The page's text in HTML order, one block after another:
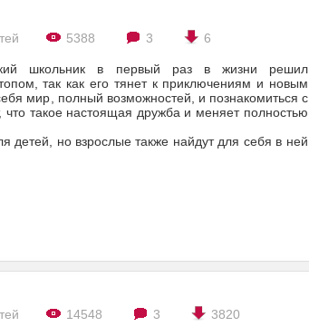
5388 3 6
школьник в первый раз в жизни решил
так как его тянет к приключениям и новым
мир, полный возможностей, и познакомиться с
такое настоящая дружба и меняет полностью
детей, но взрослые также найдут для себя в ней
14548 3 3820